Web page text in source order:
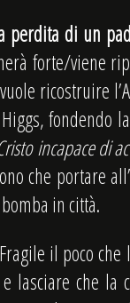
perdita di un
forte/viene
ricostruire
fondendo
incapace di
che portare
in città.
il poco
lasciare che la